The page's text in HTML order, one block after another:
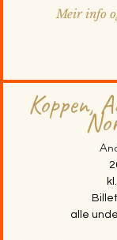
Meir info
Koppen,
alle